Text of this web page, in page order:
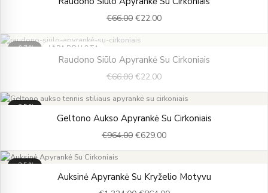
€66.00
price
was:
€22.00
price
is:
-67% IŠPARDUOTA
Raudono Siūlo Apyrankė Su Cirkoniais
€66.00
price
was:
€22.00
price
is:
-35%
Geltono Aukso Apyrankė Su Cirkoniais
€964.00
price
was:
€629.00
price
is:
-35%
Auksinė Apyrankė Su Kryželio Motyvu
price
price